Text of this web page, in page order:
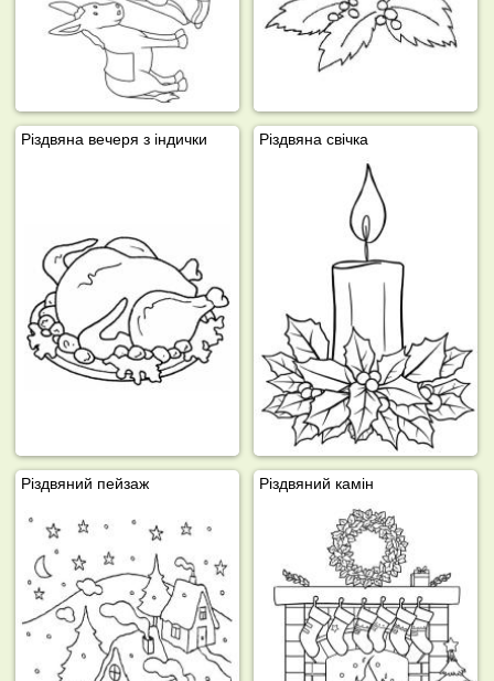
Різдвяна вечеря з індички Різдвяна свічка
Різдвяний пейзаж Різдвяний камін